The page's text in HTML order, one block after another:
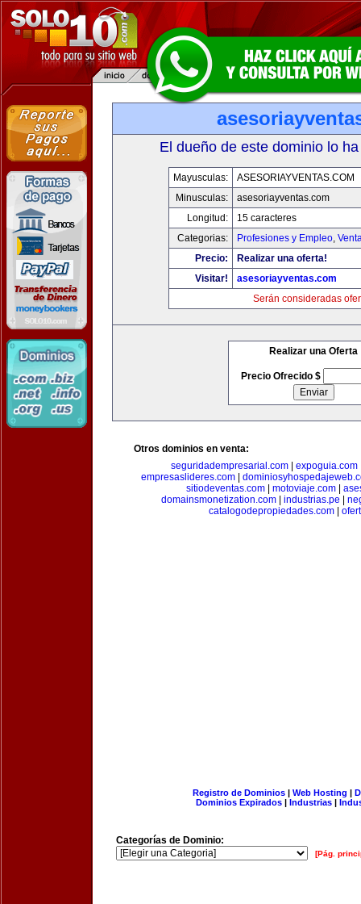
El dueño de este dominio lo
Mayusculas:
ASESORIAYVENTAS.COM
Minusculas:
asesoriayventas.com
Longitud:
15 caracteres
Categorias:
Profesiones y Empleo,
Precio:
Realizar una oferta!
Visitar!
asesoriayventas.com
Serán consideradas
Realizar una Oferta
Precio Ofrecido $
Otros dominios en venta:
seguridadempresarial.com
expoguia.com
empresaslideres.com|
sitiodeventas.com
motoviaje.com
domainsmonetization.com| industrias.pe
catalogodepropiedades.com
Registro de Dominios| Web Hosting |
Dominios Expirados | Industrias |
Categorías de Dominio:
[Pág.